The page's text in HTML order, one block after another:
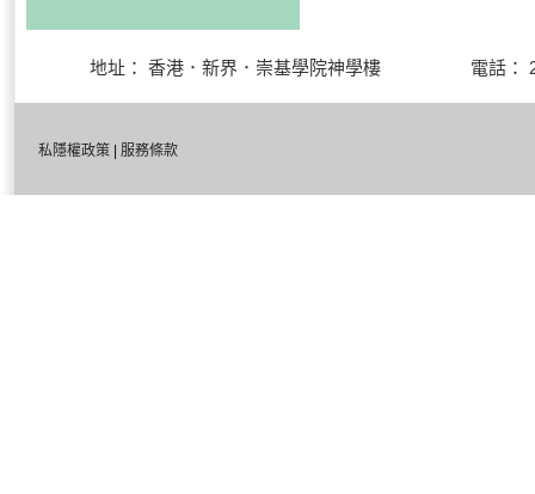
地址： 香港．新界．崇基學院神學樓 電
私隱權政策 服務條款